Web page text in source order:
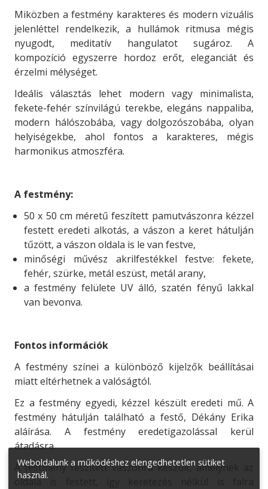
Miközben a festmény karakteres és modern vizuális
jelenléttel rendelkezik, a hullámok ritmusa mégis
nyugodt, meditatív hangulatot sugároz. A
kompozíció egyszerre hordoz erőt, eleganciát és
érzelmi mélységet.
Ideális választás lehet modern vagy minimalista,
fekete-fehér színvilágú terekbe, elegáns nappaliba,
modern hálószobába, vagy dolgozószobába, olyan
helyiségekbe, ahol fontos a karakteres, mégis
harmonikus atmoszféra.
A festmény:
50 x 50 cm méretű feszített pamutvászonra kézzel
festett eredeti alkotás, a vászon a keret hátulján
tűzött, a vászon oldala is le van festve,
minőségi művész akrilfestékkel festve: fekete,
fehér, szürke, metál eszüst, metál arany,
a festmény felülete UV álló, szatén fényű lakkal
van bevonva.
Fontos információk
A festmény színei a különböző kijelzők beállításai
miatt eltérhetnek a valóságtól.
Ez a festmény egyedi, kézzel készült eredeti mű. A
festmény hátulján található a festő, Dékány Erika
aláírása. A festmény eredetigazolással kerül
átadásra.
A festmény feszített vászonra készült, amelynek az
oldala is festett, így keretezés nélkül is falra
Weboldalunk a működéshez elengedhetetlen sütiket
használ.